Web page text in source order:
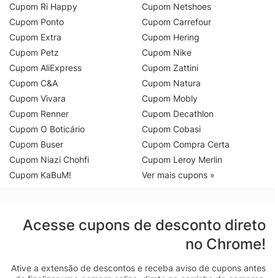
Cupom Ri Happy
Cupom Ponto
Cupom Extra
Cupom Petz
Cupom AliExpress
Cupom C&A
Cupom Vivara
Cupom Renner
Cupom O Boticário
Cupom Buser
Cupom Niazi Chohfi
Cupom KaBuM!
Cupom Netshoes
Cupom Carrefour
Cupom Hering
Cupom Nike
Cupom Zattini
Cupom Natura
Cupom Mobly
Cupom Decathlon
Cupom Cobasi
Cupom Compra Certa
Cupom Leroy Merlin
Ver mais cupons »
Acesse cupons de desconto direto
no Chrome!
Ative a extensão de descontos e receba aviso de cupons antes